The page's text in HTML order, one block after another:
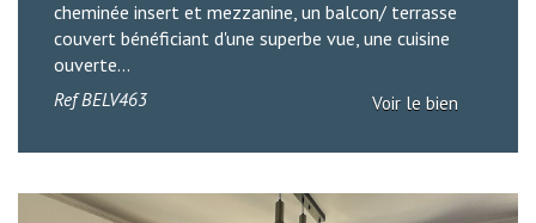
cheminée insert et mezzanine, un balcon/ terrasse
couvert bénéficiant d'une superbe vue, une cuisine
ouverte...
RefBELV463 Voir le bien